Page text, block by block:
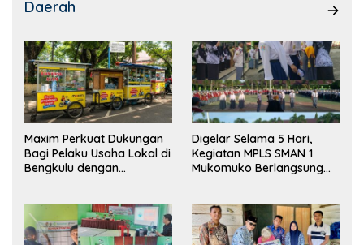
Daerah
Maxim Perkuat Dukungan
Bagi Pelaku Usaha Lokal di
Bengkulu dengan
Pasar
Digelar Selama 5 Hari,
Kegiatan MPLS SMAN 1
Mukomuko Berlangsung